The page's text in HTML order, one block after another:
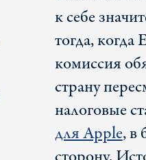
к себе
тогда, когда
комиссия
страну
налоговые
для Apple, в